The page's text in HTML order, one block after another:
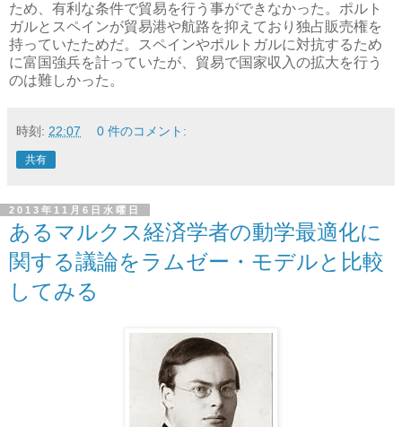
ため、有利な条件で貿易を行う事ができなかった。ポルト
ガルとスペインが貿易港や航路を抑えており独占販売権を
持っていたためだ。スペインやポルトガルに対抗するため
に富国強兵を計っていたが、貿易で国家収入の拡大を行う
のは難しかった。
時刻: 22:07 0 件のコメント:
共有
2013年11月6日水曜日
あるマルクス経済学者の動学最適化に
関する議論をラムゼー・モデルと比較
してみる